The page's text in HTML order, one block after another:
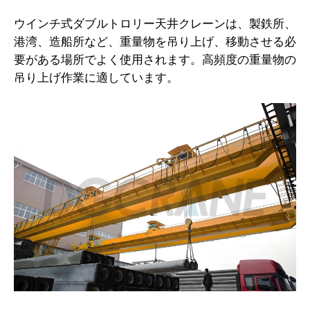
ウインチ式ダブルトロリー天井クレーンは、製鉄所、
港湾、造船所など、重量物を吊り上げ、移動させる必
要がある場所でよく使用されます。高頻度の重量物の
吊り上げ作業に適しています。